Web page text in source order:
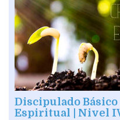
Discipulado
Espiritual | Nivel